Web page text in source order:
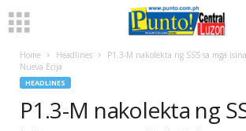
Home Headlines
P1.3-M nakolekta ng SSS sa mga
Nueva Ecija
HEADLINES
P1.3-M nakolekta ng